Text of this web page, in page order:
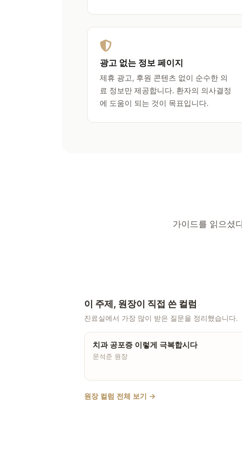
광고 없는 정보 페이지
제휴 광고, 후원 콘텐츠 없이 순수한 의
료 정보만 제공합니다. 환자의 의사결정
에 도움이 되는 것이 목표입니다.
가이드를 읽으셨
이 주제, 원장이 직접 쓴 컬럼
진료실에서 가장 많이 받은 질문을 정리했습니다.
치과 공포증 이렇게 극복합시다
문석준 원장
원장 컬럼 전체 보기 →